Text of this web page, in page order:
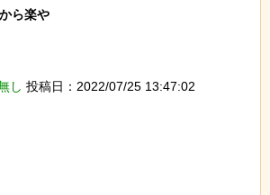
ら楽や
し 投稿日：2022/07/25 13:47:02